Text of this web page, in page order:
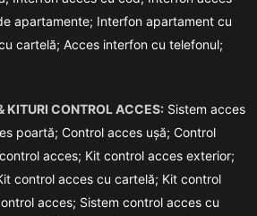
apartamente; Interfon apartament cu
cartelă; Acces interfon cu telefonul;
KITURI CONTROL ACCES: Sistem acces
poartă; Control acces ușă; Control
acces; Kit control acces exterior;
control acces cu cartelă; Kit control
acces; Sistem control acces cu